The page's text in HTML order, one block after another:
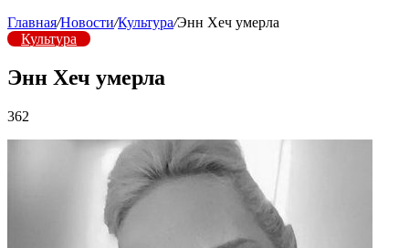
Главная/Новости/Культура/Энн Хеч умерла
Культура
Энн Хеч умерла
362